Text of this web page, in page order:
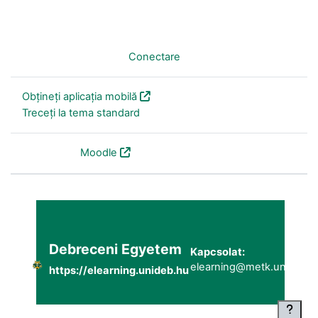
Conectare
Obțineți aplicația mobilă
Treceți la tema standard
Moodle
Debreceni Egyetem
https://elearning.unideb.hu
Kapcsolat: